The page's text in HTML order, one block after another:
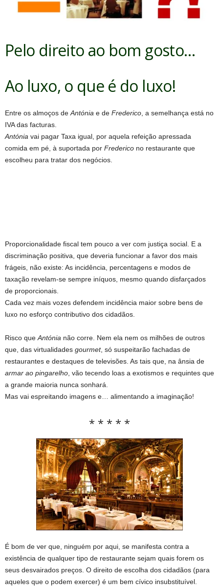
Pelo direito ao bom gosto…
Ao luxo, o que é do luxo!
Entre os almoços deAntónia e de Frederico, a semelhança está no
IVA das facturas.
Antónia vai pagar Taxa igual, por aquela refeição apressada
comida em pé, à suportada por Frederico no restaurante que
escolheu para tratar dos negócios.
Proporcionalidade fiscal tem pouco a ver com justiça social. E a
discriminação positiva, que deveria funcionar a favor dos mais
frágeis, não existe: As incidência, percentagens e modos de
taxação revelam-se sempre iníquos, mesmo quando disfarçados
de proporcionais.
Cada vez mais vozes defendem incidência maior sobre bens de
luxo no esforço contributivo dos cidadãos.
Risco queAntónia não corre. Nem ela nem os milhões de outros
que, das virtualidades gourmet, só suspeitarão fachadas de
restaurantes e destaques de televisões. As tais que, na ânsia de
armar ao pingarelho, vão tecendo loas a exotismos e requintes que
a grande maioria nunca sonhará.
Mas vai espreitando imagens e… alimentando a imaginação!
* * * * *
É bom de ver que, ninguém por aqui, se manifesta contra a
existência de qualquer tipo de restaurante sejam quais forem os
seus desvairados preços. O direito de escolha dos cidadãos (para
aqueles que o podem exercer) é um bem cívico insubstituível.